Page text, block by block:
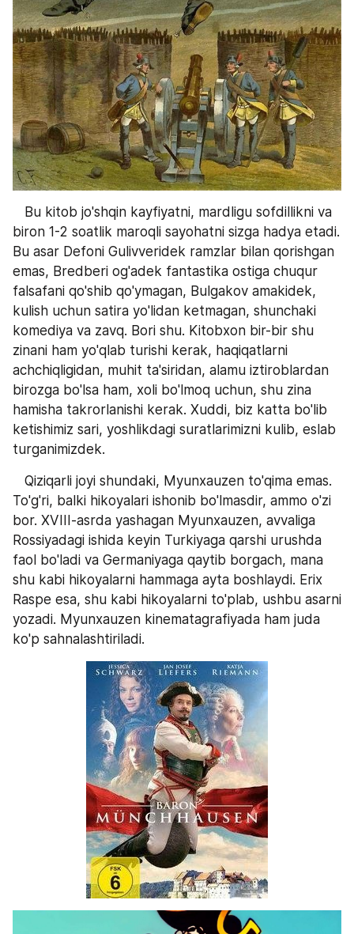
biron 1-2 soatlik maroqli sayohatni sizga hadya etadi.
Bu asar Defoni Gulivveridek ramzlar bilan qorishgan
emas, Bredberi og'adek fantastika ostiga chuqur
falsafani qo'shib qo'ymagan, Bulgakov amakidek,
kulish uchun satira yo'lidan ketmagan, shunchaki
komediya va zavq. Bori shu. Kitobxon bir-bir shu
zinani ham yo'qlab turishi kerak, haqiqatlarni
achchiqligidan, muhit ta'siridan, alamu iztiroblardan
birozga bo'lsa ham, xoli bo'lmoq uchun, shu zina
hamisha takrorlanishi kerak. Xuddi, biz katta bo'lib
ketishimiz sari, yoshlikdagi suratlarimizni kulib, eslab
turganimizdek.
To'g'ri, balki hikoyalari ishonib bo'lmasdir, ammo o'zi
bor. XVIII-asrda yashagan Myunxauzen, avvaliga
Rossiyadagi ishida keyin Turkiyaga qarshi urushda
faol bo'ladi va Germaniyaga qaytib borgach, mana
shu kabi hikoyalarni hammaga ayta boshlaydi. Erix
Raspe esa, shu kabi hikoyalarni to'plab, ushbu asarni
yozadi. Myunxauzen kinematagrafiyada ham juda
ko'p sahnalashtiriladi.